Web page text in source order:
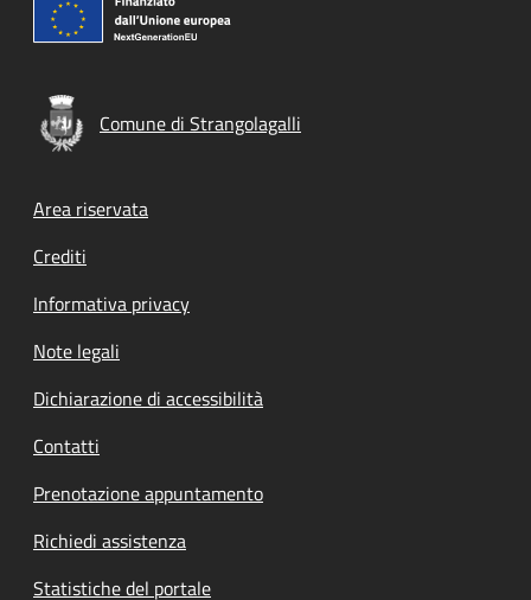
Comune di Strangolagalli
Footer menu
Area riservata
Crediti
Informativa privacy
Note legali
Dichiarazione di accessibilità
Contatti
Prenotazione appuntamento
Richiedi assistenza
Statistiche del portale